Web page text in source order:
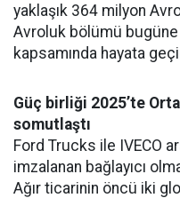
yaklaşık 364 milyon
Avroluk bölümü
kapsamında hayata
Güç birliği 2025’te
somutlaştı
Ford Trucks ile IVECO
imzalanan bağlayıcı
Ağır ticarinin öncü iki